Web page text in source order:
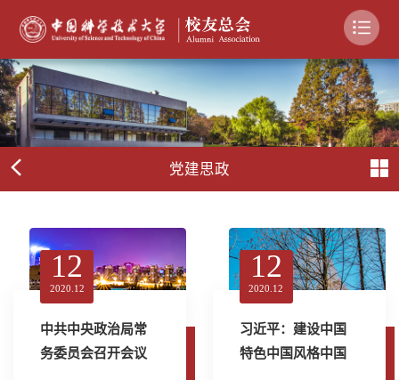
党建思政
12
2020.12
中共中央政治局常
务委员会召开会议
12
2020.12
习近平：建设中国
特色中国风格中国